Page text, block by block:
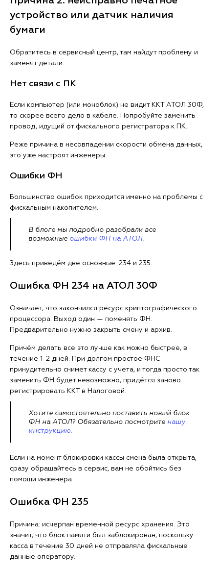
устройство или датчик наличия
бумаги
Обратитесь в сервисный центр, там найдут проблему и
заменят детали.
Нет связи с ПК
Если компьютер (или моноблок) не видит ККТ АТОЛ 30Ф,
то скорее всего дело в кабеле. Попробуйте заменить
провод, идущий от фискального регистратора к ПК.
Реже причина в несовпадении скорости обмена данных,
это уже настроят инженеры.
Ошибки ФН
Большинство ошибок приходится именно на проблемы с
фискальным накопителем.
В блоге мы подробно разобрали все
возможные ошибки ФН на АТОЛ.
Здесь приведём две основные: 234 и 235.
Ошибка ФН 234 на АТОЛ 30Ф
Означает, что закончился ресурс криптографического
процессора. Выход один — поменять ФН.
Предварительно нужно закрыть смену и архив.
Причём делать все это лучше как можно быстрее, в
течение 1-2 дней. При долгом простое ФНС
принудительно снимет кассу с учета, и тогда просто так
заменить ФН будет невозможно, придётся заново
регистрировать ККТ в Налоговой.
Хотите самостоятельно поставить новый блок
ФН на АТОЛ? Обязательно посмотрите нашу
инструкцию.
Если на момент блокировки кассы смена была открыта,
сразу обращайтесь в сервис, вам не обойтись без
помощи инженера.
Ошибка ФН 235
Причина: исчерпан временной ресурс хранения. Это
значит, что блок памяти был заблокирован, поскольку
касса в течение 30 дней не отправляла фискальные
данные оператору.